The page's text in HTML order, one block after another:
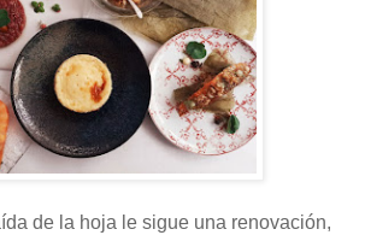
de la hoja le sigue una renovación,